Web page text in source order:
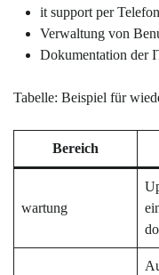
it support per
Verwaltung von
Dokumentation der
Tabelle: Beispiel für
Bereich
wartung